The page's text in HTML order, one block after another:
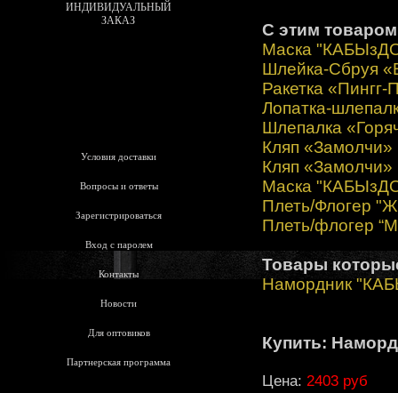
ИНДИВИДУАЛЬНЫЙ
ЗАКАЗ
Условия доставки
Вопросы и ответы
Зарегистрироваться
Вход с паролем
Контакты
Новости
Для оптовиков
Партнерская программа
С этим
Маска
Шлейка-Сбруя
Ракетка
Лопатка-
Шлепалка
Кляп «Замолчи»
Кляп
Маска
Плеть/Флогер
Плеть/флогер
Товары
Намордник
Купить:
Цена: 2403 руб